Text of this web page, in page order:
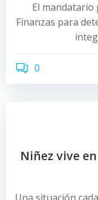
El
Finanzas para
0
Niñez vive